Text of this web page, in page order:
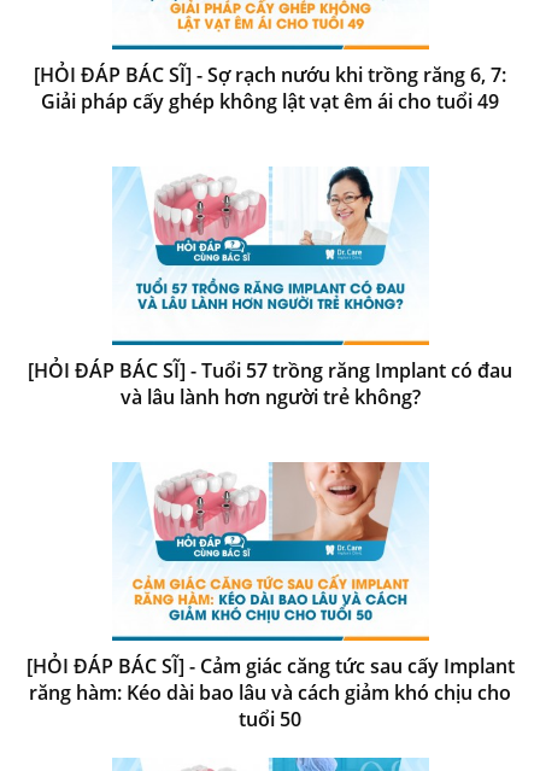
[HỎI ĐÁP BÁC SĨ] - Sợ rạch nướu khi trồng răng 6, 7:
Giải pháp cấy ghép không lật vạt êm ái cho tuổi 49
[HỎI ĐÁP BÁC SĨ] - Tuổi 57 trồng răng Implant có đau
và lâu lành hơn người trẻ không?
[HỎI ĐÁP BÁC SĨ] - Cảm giác căng tức sau cấy Implant
răng hàm: Kéo dài bao lâu và cách giảm khó chịu cho
tuổi 50